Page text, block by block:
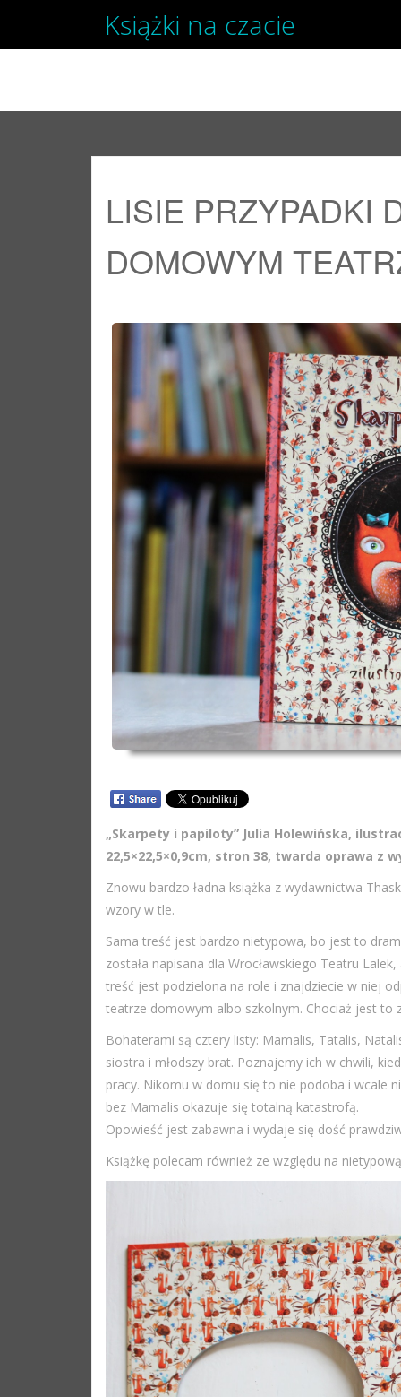
Książki na czacie
LISIE PRZYPADKI
DOMOWYM
„Skarpety i papiloty” Julia Holewińska,
22,5×22,5×0,9cm, stron 38, twarda oprawa z
Znowu bardzo ładna książka z wydawnictwa
wzory w tle.
Sama treść jest bardzo nietypowa, bo jest to
została napisana dla Wrocławskiego Teatru
treść jest podzielona na role i znajdziecie w niej
teatrze domowym albo szkolnym. Chociaż jest to
Bohaterami są cztery listy: Mamalis, Tatalis,
siostra i młodszy brat. Poznajemy ich w chwili,
pracy. Nikomu w domu się to nie podoba i wcale
bez Mamalis okazuje się totalną katastrofą.
Opowieść jest zabawna i wydaje się dość
Książkę polecam również ze względu na